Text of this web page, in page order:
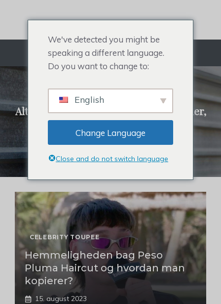
Menu
REHAIR SYSTEM
Alt om herretoupé, hårtopper til kvinder,
berømthedshårstykke og hårtab.
Klik for at købe hårsystemer
CELEBRITY TOUPEE
Hemmeligheden bag Peso
Pluma Haircut og hvordan man
kopierer?
15. august 2023
We've detected you might be
speaking a different language.
Do you want to change to:
English
Change Language
Close and do not switch language